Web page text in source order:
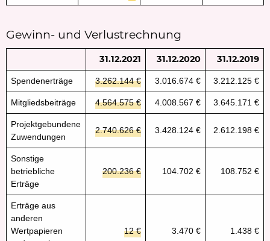
Gewinn- und Verlustrechnung
31.12.2021 31.12.2020 31.12.2019
Spendenerträge 3.262.144 € 3.016.674 € 3.212.125 €
Mitgliedsbeiträge 4.564.575 € 4.008.567 € 3.645.171 €
Projektgebundene
Zuwendungen
2.740.626 € 3.428.124 € 2.612.198 €
Sonstige
betriebliche
Erträge
200.236 € 104.702 € 108.752 €
Erträge aus
anderen
Wertpapieren
12 € 3.470 € 1.438 €